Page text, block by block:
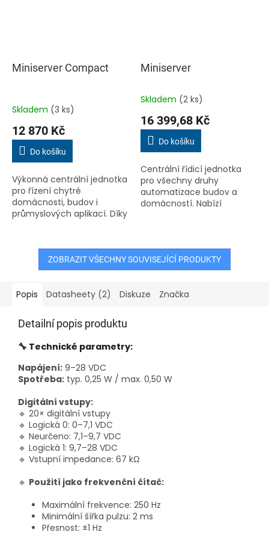
Miniserver Compact
Skladem (3 ks)
12 870 Kč
Do košíku
Výkonná centrální jednotka
pro řízení chytré
domácnosti, budov i
průmyslových aplikací. Díky
a Tree Turbo, umožňuje
snadnou...
Miniserver
Průměrné
produktu
4,5
5
hvězdiček.
Skladem (2 ks)
16 399,68 Kč
Do košíku
Centrální řídicí jednotka
pro všechny druhy
automatizace budov a
domácností. Nabízí
Tree, a umožňuje...
ZOBRAZIT VŠECHNY SOUVISEJÍCÍ PRODUKTY
Popis Datasheety (2) Diskuze Značka
Detailní popis produktu
🔧 Technické parametry:
Napájení: 9–28 VDC
Spotřeba: typ. 0,25 W / max. 0,50 W
Digitální vstupy:
🔹 20× digitální vstupy
🔹 Logická 0: 0–7,1 VDC
🔹 Neurčeno: 7,1–9,7 VDC
🔹 Logická 1: 9,7–28 VDC
🔹 Vstupní impedance: 67 kΩ
🔹 Použití jako frekvenční čítač:
Maximální frekvence: 250 Hz
Minimální šířka pulzu: 2 ms
Přesnost: ±1 Hz